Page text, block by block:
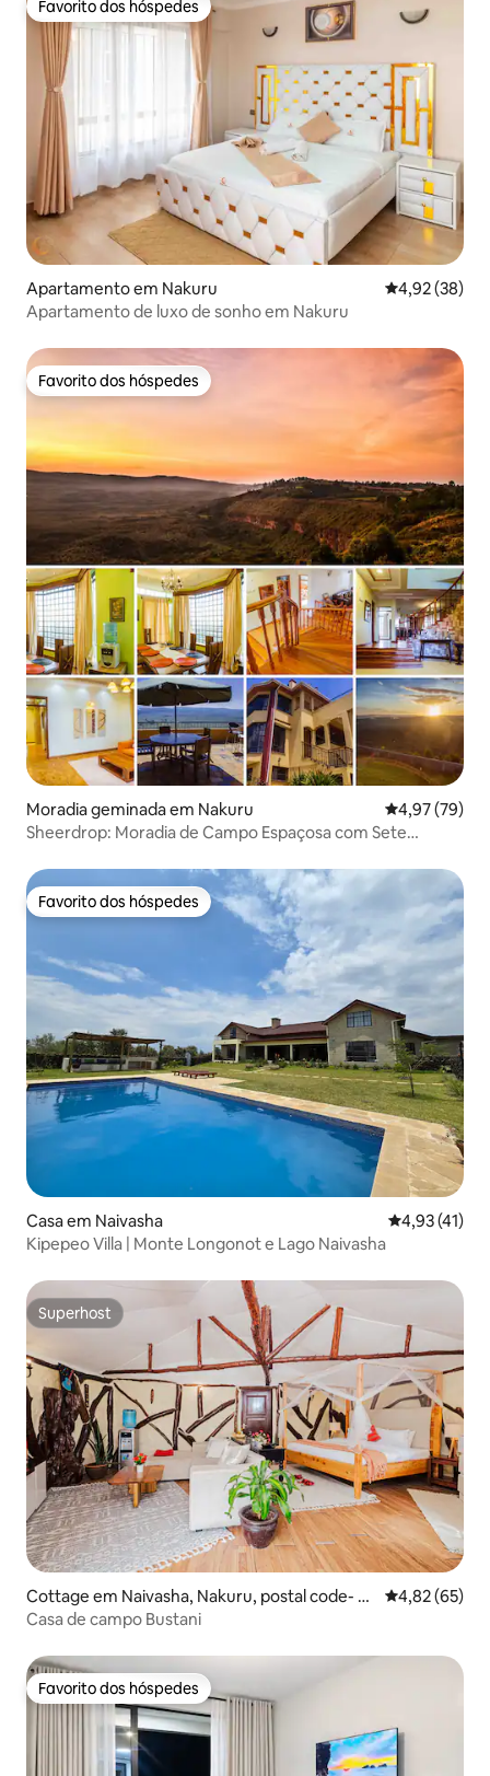
Favorito dos hóspedes
Favorito dos hóspedes
Apartamento em Nakuru Classificação
4,92 (38)
Apartamento de luxo de sonho em Nakuru
Favorito dos hóspedes
Favorito dos hóspedes
Moradia geminada em Nakuru Classificação
4,97 (79)
Sheerdrop: Moradia de Campo Espaçosa com Sete
Favorito dos hóspedes
Favorito dos hóspedes
Casa em Naivasha
4,93 (41)
Kipepeo Villa | Monte Longonot e Lago Naivasha
Superhost
Superhost
Cottage em Naivasha, Nakuru, postal code- 20
117, Kenya
Classificação
4,82 (65)
Casa de campo Bustani
Favorito dos hóspedes
Favorito dos hóspedes